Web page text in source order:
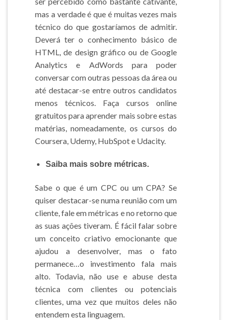
mas a verdade é que é muitas vezes mais
técnico do que gostaríamos de admitir.
Deverá ter o conhecimento básico de
HTML, de design gráfico ou de Google
Analytics e AdWords para poder
conversar com outras pessoas da área ou
até destacar-se entre outros candidatos
menos técnicos. Faça cursos online
gratuitos para aprender mais sobre estas
matérias, nomeadamente, os cursos do
Coursera, Udemy, HubSpot e Udacity.
Saiba mais sobre métricas.
Sabe o que é um CPC ou um CPA? Se
quiser destacar-se numa reunião com um
cliente, fale em métricas e no retorno que
as suas ações tiveram. É fácil falar sobre
um conceito criativo emocionante que
ajudou a desenvolver, mas o fato
permanece…o investimento fala mais
alto. Todavia, não use e abuse desta
técnica com clientes ou potenciais
clientes, uma vez que muitos deles não
entendem esta linguagem.